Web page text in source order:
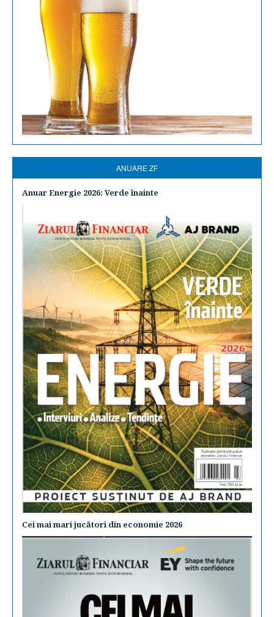
ANUARE ZF
Anuar Energie 2026: Verde înainte
Cei mai mari jucători din economie 2026